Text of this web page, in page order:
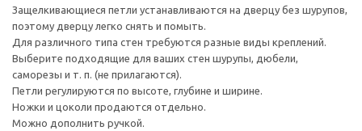
Защелкивающиеся петли устанавливаются на дверцу без шурупов,
поэтому дверцу легко снять и помыть.
Для различного типа стен требуются разные виды креплений.
Выберите подходящие для ваших стен шурупы, дюбели,
саморезы и т. п. (не прилагаются).
Петли регулируются по высоте, глубине и ширине.
Ножки и цоколи продаются отдельно.
Можно дополнить ручкой.